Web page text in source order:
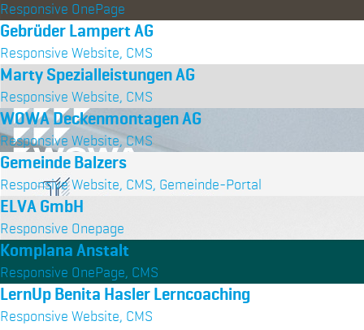
Responsive OnePage
Gebrüder Lampert AG
Responsive Website, CMS
Marty Spezialleistungen AG
Responsive Website, CMS
WOWA Deckenmontagen AG
Responsive Website, CMS
Gemeinde Balzers
Responsive Website, CMS, Gemeinde-Portal
ELVA GmbH
Responsive Onepage
Komplana Anstalt
Responsive OnePage, CMS
LernUp Benita Hasler Lerncoaching
Responsive Website, CMS